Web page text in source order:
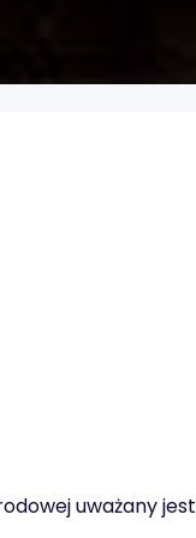
uważany jest